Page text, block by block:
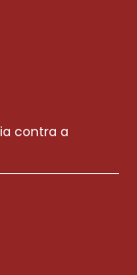
contra a